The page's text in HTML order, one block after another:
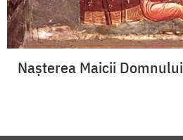
Nașterea Maicii Domnului